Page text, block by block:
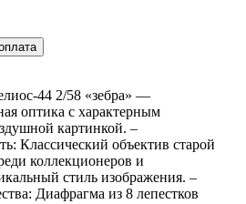
44 2/58 «зебра» —
оптика с характерным
картинкой. –
Классический объектив старой
коллекционеров и
стиль изображения. –
Диафрагма из 8 лепестков